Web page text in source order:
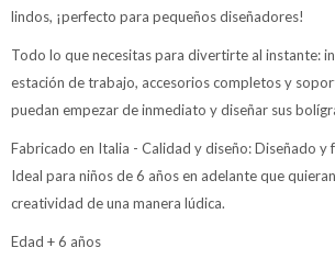
lindos, ¡perfecto para pequeños diseñadores!
Todo lo que necesitas para divertirte al instante:
estación de trabajo, accesorios completos y
puedan empezar de inmediato y diseñar sus
Fabricado en Italia - Calidad y diseño: Diseñado y
Ideal para niños de 6 años en adelante que
creatividad de una manera lúdica.
Edad + 6 años